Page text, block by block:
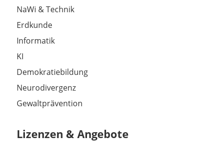
NaWi & Technik
Erdkunde
Informatik
KI
Demokratiebildung
Neurodivergenz
Gewaltprävention
Lizenzen & Angebote